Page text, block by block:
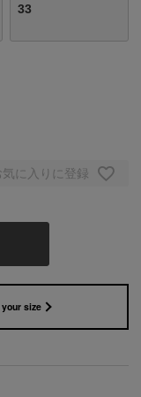
33
気に入りに登録
size